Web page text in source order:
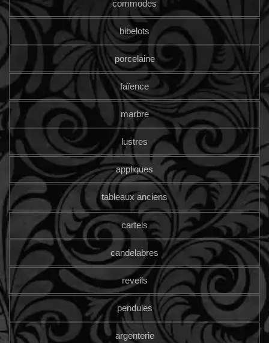
commodes
bibelots
porcelaine
faïence
marbre
lustres
appliques
tableaux anciens
cartels
candelabres
reveils
pendules
argenterie